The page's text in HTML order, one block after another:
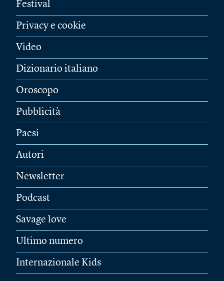
Festival
Privacy e cookie
Video
Dizionario italiano
Oroscopo
Pubblicità
Paesi
Autori
Newsletter
Podcast
Savage love
Ultimo numero
Internazionale Kids